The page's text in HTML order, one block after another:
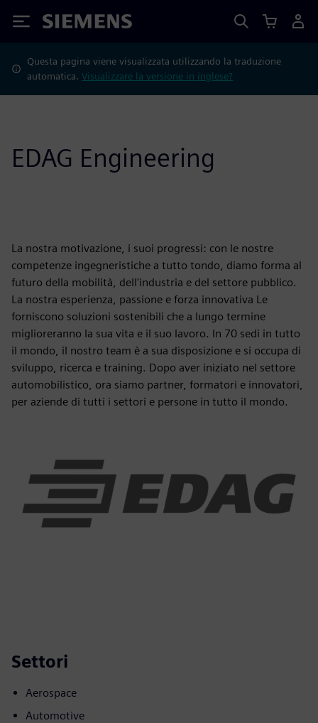
Siemens
Questa pagina viene visualizzata utilizzando la traduzione
automatica.Visualizzare la versione in inglese?
EDAG Engineering
La nostra motivazione, i suoi progressi: con le nostre
competenze ingegneristiche a tutto tondo, diamo forma al
futuro della mobilità, dell'industria e del settore pubblico.
La nostra esperienza, passione e forza innovativa Le
forniscono soluzioni sostenibili che a lungo termine
miglioreranno la sua vita e il suo lavoro. In 70 sedi in tutto
il mondo, il nostro team è a sua disposizione e si occupa di
sviluppo, ricerca e training. Dopo aver iniziato nel settore
automobilistico, ora siamo partner, formatori e innovatori,
per aziende di tutti i settori e persone in tutto il mondo.
Settori
Aerospace
Automotive